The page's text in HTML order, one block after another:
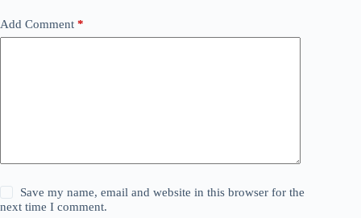
Add Comment *
Save my name, email and website in this browser for the
next time I comment.